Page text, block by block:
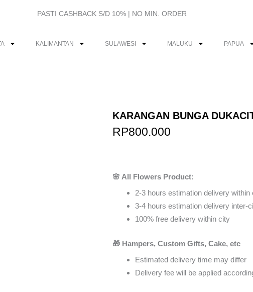
PASTI CASHBACK S/D 10% | NO MIN. ORDER
KALIMANTAN SULAWESI MALUKU PAPUA
KARANGAN BUNGA
RP800.000
🌸 All Flowers Product:
2-3 hours estimation delivery within
3-4 hours estimation delivery inter-
100% free delivery within city
🎁 Hampers, Custom Gifts, Cake, etc
Estimated delivery time may differ
Delivery fee will be applied